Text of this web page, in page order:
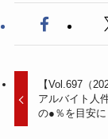
【Vol.697（
アルバイト人
の●％を目安に